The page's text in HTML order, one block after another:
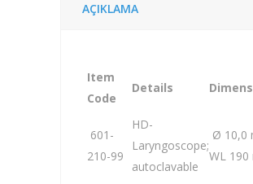
AÇIKLAMA
Item
Code
Details
601-
210-99
HD-
Laryngoscope;
autoclavable
Ø 10,0
WL 190